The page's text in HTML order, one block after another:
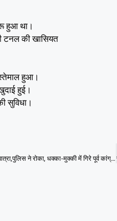
हुआ था।
टनल की खासियत
हुआ।
हुई।
सुविधा।
बोलती तस्वीरें देखिए राहुल-प्रियंका की पदयात्रा,पुलिस ने रोका, धक्का-मुक्की में गिरे पूर्व कांग्रेस अध्यक्ष